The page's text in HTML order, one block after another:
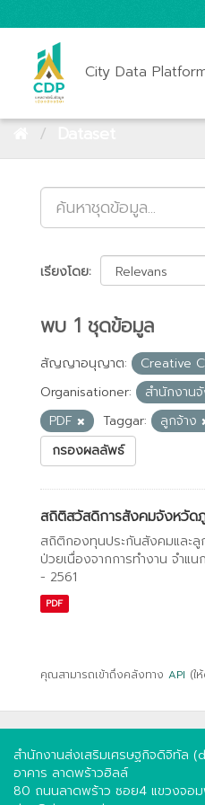
City Data
เรียงโดย
พบ 1 ชุดข้อมูล
สัญญาอนุญาต:
Creative
Organisationer:
สำนักงาน
PDF
Taggar: ลูกจ้าง
กรองผลลัพธ์
สถิติสวัสดิการสังคมจังหวัด
สถิติกองทุนประกันสังคมและลู
ป่วยเนื่องจากการทํางาน จําแ
- 2561
PDF
คุณสามารถเข้าถึงคลังทาง API (ใ
สำนักงานส่งเสริมเศรษฐกิจดิจิทัล
อาคาร ลาดพร้าวฮิลล์
80 ถนนลาดพร้าว ซอย4 แขวงจอ